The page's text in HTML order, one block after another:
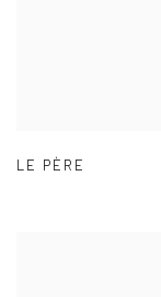
LE PÈRE